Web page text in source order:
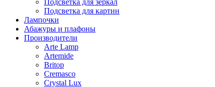
Подсветка для зеркал
Подсветка для картин
Лампочки
Абажуры и плафоны
Производители
Arte Lamp
Artemide
Britop
Cremasco
Crystal Lux